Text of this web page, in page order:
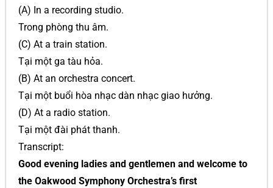
(A) In a recording studio.
Trong phòng thu âm.
(C) At a train station.
Tại một ga tàu hỏa.
(B) At an orchestra concert.
Tại một buổi hòa nhạc dàn nhạc giao hưởng.
(D) At a radio station.
Tại một đài phát thanh.
Transcript:
Good evening ladies and gentlemen and welcome to
the Oakwood Symphony Orchestra’s first